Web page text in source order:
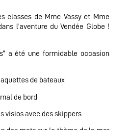
classes de Mme Vassy et Mme
l’aventure du Vendée Globe !
a été une formidable occasion
de bateaux
de bord
visios avec des skippers